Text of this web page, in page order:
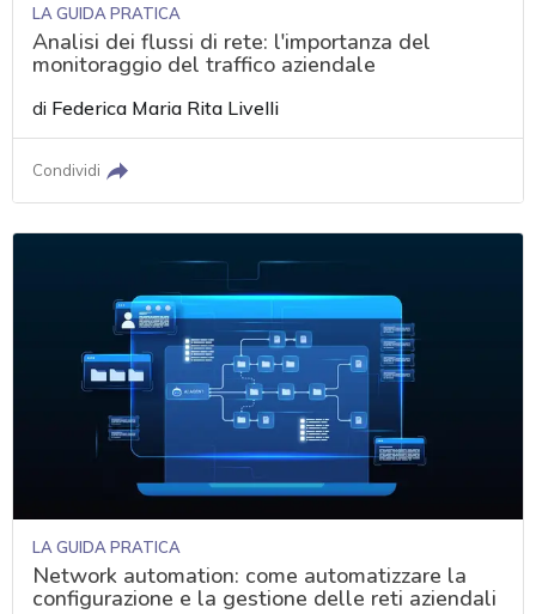
LA GUIDA PRATICA
Analisi dei flussi di rete: l'importanza del
monitoraggio del traffico aziendale
di Federica Maria Rita Livelli
Condividi
LA GUIDA PRATICA
Network automation: come automatizzare la
configurazione e la gestione delle reti aziendali